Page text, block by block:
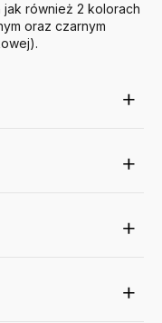
jak również 2 kolorach
oraz czarnym